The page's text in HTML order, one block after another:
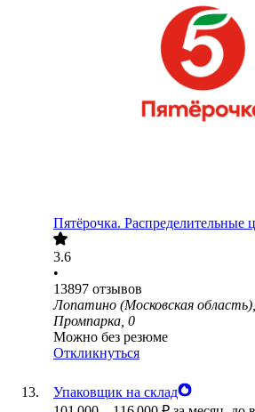
Пятёрочка. Распределительные
3.6
•
13897 отзывов
Лопатино (Московская
Промпарка, 0
Можно без резюме
Откликнуться
Упаковщик на склад